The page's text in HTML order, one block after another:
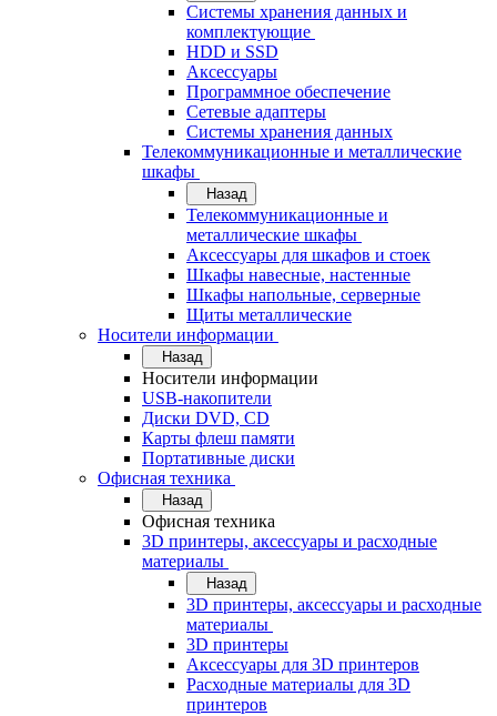
Системы хранения данных и
комплектующие
HDD и SSD
Аксессуары
Программное обеспечение
Сетевые адаптеры
Системы хранения данных
Телекоммуникационные и металлические
шкафы
Назад
Телекоммуникационные и
металлические шкафы
Аксессуары для шкафов и стоек
Шкафы навесные, настенные
Шкафы напольные, серверные
Щиты металлические
Носители информации
Назад
Носители информации
USB-накопители
Диски DVD, CD
Карты флеш памяти
Портативные диски
Офисная техника
Назад
Офисная техника
3D принтеры, аксессуары и расходные
материалы
Назад
3D принтеры, аксессуары и расходные
материалы
3D принтеры
Аксессуары для 3D принтеров
Расходные материалы для 3D
принтеров